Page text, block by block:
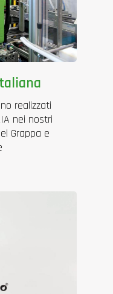
realizzati
nei nostri
Grappa e